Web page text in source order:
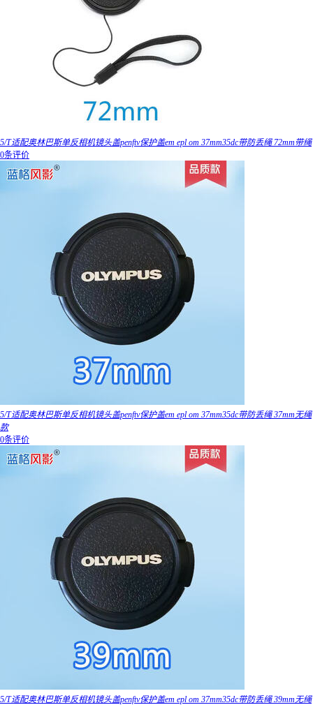
5/T适配奥林巴斯单反相机镜头盖penftv保护盖em epl om 37mm35dc带防丢绳 72mm带绳
0条评价
5/T适配奥林巴斯单反相机镜头盖penftv保护盖em epl om 37mm35dc带防丢绳 37mm无绳
款
0条评价
5/T适配奥林巴斯单反相机镜头盖penftv保护盖em epl om 37mm35dc带防丢绳 39mm无绳